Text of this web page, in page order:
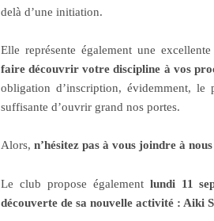
delà d’une initiation.
Elle représente également une
faire découvrir votre discipline à vos
obligation d’inscription, évidemment, le
suffisante d’ouvrir grand nos portes.
Alors, n’hésitez pas à vous joindre à
Le club propose égalementlundi 11
découverte de sa nouvelle activité : Aiki